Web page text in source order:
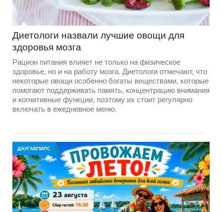
Диетологи назвали лучшие овощи для
здоровья мозга
Рацион питания влияет не только на физическое
здоровье, но и на работу мозга. Диетологи отмечают, что
некоторые овощи особенно богаты веществами, которые
помогают поддерживать память, концентрацию внимания
и когнитивные функции, поэтому их стоит регулярно
включать в ежедневное меню.
ДАУГАВПИЛС